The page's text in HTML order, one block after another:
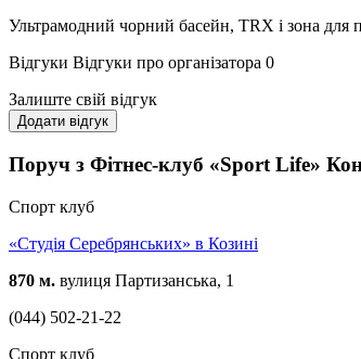
Ультрамодний чорний басейн, TRX і зона для
Відгуки Відгуки про організатора 0
Залиште свій відгук
Додати відгук
Поруч з Фітнес-клуб «Sport Life»
Спорт клуб
«Студія Серебрянських» в Козині
870 м. вулиця Партизанська, 1
(044) 502-21-22
Спорт клуб